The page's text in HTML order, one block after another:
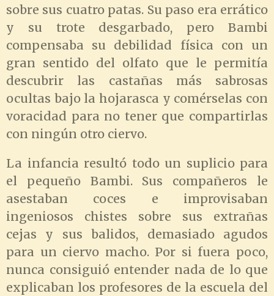
g
s
sobre sus cuatro patas. Su paso era errático
y su trote desgarbado, pero Bambi
compensaba su debilidad física con un
gran sentido del olfato que le permitía
descubrir las castañas más sabrosas
ocultas bajo la hojarasca y comérselas con
voracidad para no tener que compartirlas
con ningún otro ciervo.
La infancia resultó todo un suplicio para
el pequeño Bambi. Sus compañeros le
asestaban coces e improvisaban
ingeniosos chistes sobre sus extrañas
cejas y sus balidos, demasiado agudos
para un ciervo macho. Por si fuera poco,
nunca consiguió entender nada de lo que
explicaban los profesores de la escuela del